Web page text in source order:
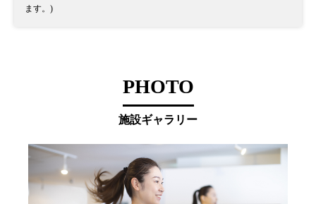
ます。)
PHOTO
施設ギャラリー